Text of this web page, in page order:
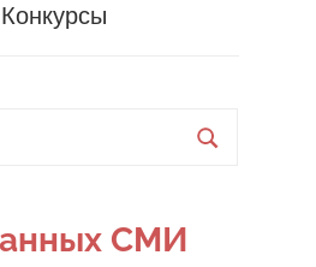
Конкурсы
СМИ